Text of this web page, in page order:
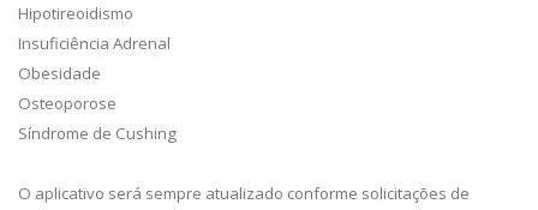
Hipotireoidismo
Insuficiência Adrenal
Obesidade
Osteoporose
Síndrome de Cushing
O aplicativo será sempre atualizado conforme solicitações de